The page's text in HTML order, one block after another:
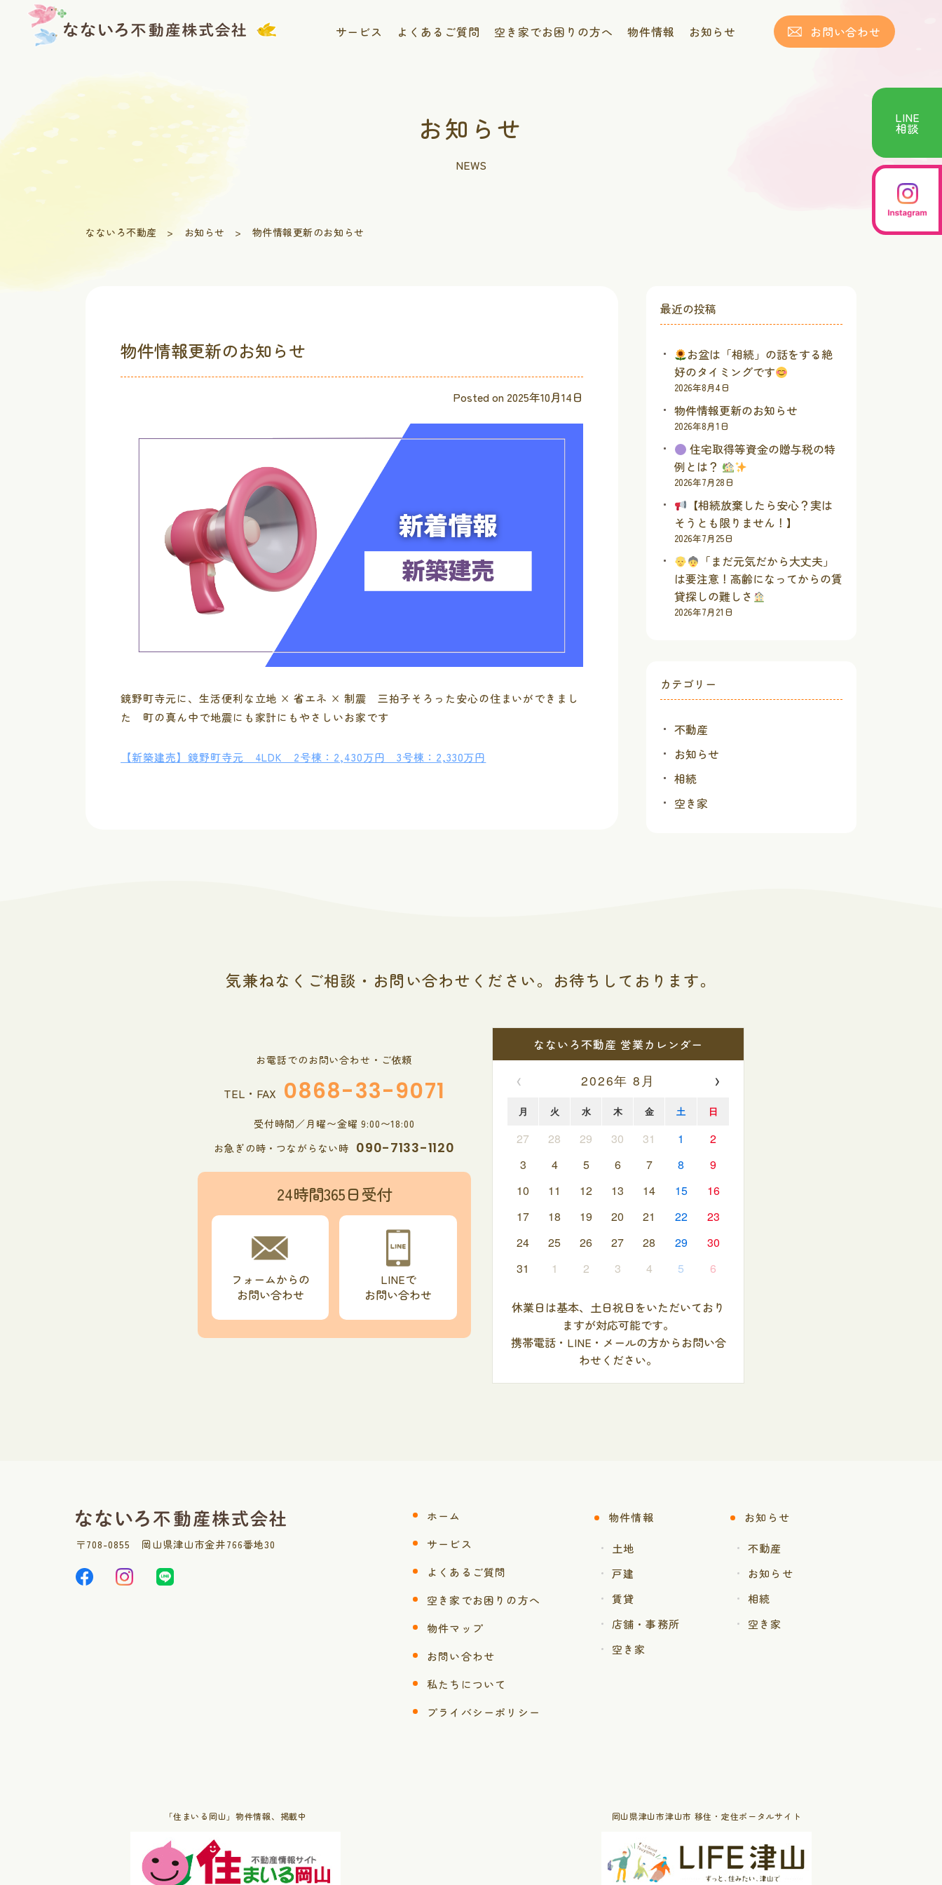
content サービス よくあるご質問 空き家でお困りの方へ 物件情報 お知らせ お問い合わせ
LINE
相談
お知らせ
NEWS
なないろ不動産 > お知らせ > 物件情報更新のお知らせ
物件情報更新のお知らせ
Posted on 2025年10月14日
鏡野町寺元に、生活便利な立地 × 省エネ × 制震 三拍子そろった安心の住まいができまし
た 町の真ん中で地震にも家計にもやさしいお家です
【新築建売】鏡野町寺元 4LDK 2号棟：2,430万円 3号棟：2,330万円
最近の投稿
お盆は「相続」の話をする絶
好のタイミングです
2026年8月4日
物件情報更新のお知らせ
2026年8月1日
住宅取得等資金の贈与税の特
例とは？
2026年7月28日
【相続放棄したら安心？実は
そうとも限りません！】
2026年7月25日
「まだ元気だから大丈夫」
は要注意！高齢になってからの賃
貸探しの難しさ
2026年7月21日
カテゴリー
不動産
お知らせ
相続
空き家
気兼ねなくご相談・お問い合わせください。 お待ちしております。
お電話でのお問い合わせ・ご依頼
TEL・FAX 0868-33-9071
受付時間／月曜〜金曜 9:00〜18:00
お急ぎの時・つながらない時 090-7133-1120
24時間365日受付
フォームからの
お問い合わせ
LINEで
お問い合わせ
なないろ不動産 営業カレンダー
‹ 2026年 8月 ›
月 火 水 木 金 土 日
27 28 29 30 31 1
2
3
4 5 6 7 8
9
10
11 12 13 14 15
16
17
18 19 20 21 22
23
24
25 26 27 28 29
30
31
1 2 3 4 5 6
休業日は基本、土日祝日をいただいており
ますが対応可能です。
携帯電話・LINE・メールの方からお問い合
わせください。
〒708-0855 岡山県津山市金井766番地30
ホーム
サービス
よくあるご質問
空き家でお困りの方へ
物件マップ
お問い合わせ
私たちについて
プライバシーポリシー
物件情報
土地
戸建
賃貸
店舗・事務所
空き家
お知らせ
不動産
お知らせ
相続
空き家
「住まいる岡山」物件情報、掲載中 岡山県津山市津山市 移住・定住ポータルサイト